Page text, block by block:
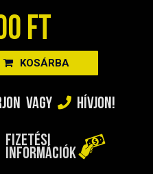
FT
KOSÁRBA
VAGY HÍVJON!
FIZETÉSI
INFORMÁCIÓK